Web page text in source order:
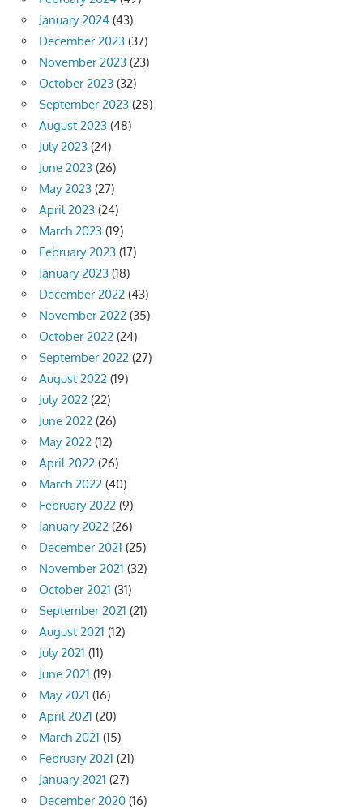
January 2024 (43)
December 2023 (37)
November 2023 (23)
October 2023 (32)
September 2023 (28)
August 2023 (48)
July 2023 (24)
June 2023 (26)
May 2023 (27)
April 2023 (24)
March 2023 (19)
February 2023 (17)
January 2023 (18)
December 2022 (43)
November 2022 (35)
October 2022 (24)
September 2022 (27)
August 2022 (19)
July 2022 (22)
June 2022 (26)
May 2022 (12)
April 2022 (26)
March 2022 (40)
February 2022 (9)
January 2022 (26)
December 2021 (25)
November 2021 (32)
October 2021 (31)
September 2021 (21)
August 2021 (12)
July 2021 (11)
June 2021 (19)
May 2021 (16)
April 2021 (20)
March 2021 (15)
February 2021 (21)
January 2021 (27)
December 2020 (16)